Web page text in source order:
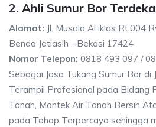
2. Ahli Sumur Bor
Alamat: Jl. Musola Al iklas Rt.004
Benda Jatiasih - Bekasi 17424
Nomor Telepon: 0818 493 097 /
Sebagai Jasa Tukang Sumur Bor di
Terampil Profesional pada Bidang
Tanah, Mantek Air Tanah Bersih
pada Tahap Terpercaya sehingga